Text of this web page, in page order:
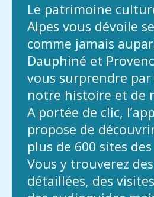
Le patrimoine
Alpes vous dévoile
comme jamais
Dauphiné et
vous surprendre par
notre histoire et de
A portée de clic,
propose de
plus de 600 sites
Vous y trouverez
détaillées, des